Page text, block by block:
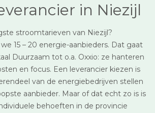
in Niezijl
stroomtarieven van Niezijl?
15 – 20 energie-aanbieders. Dat gaat
Duurzaam tot o.a. Oxxio: ze hanteren
en focus. Een leverancier kiezen is
van de energiebedrijven stellen
aanbieder. Maar of dat echt zo is is
behoeften in de provincie